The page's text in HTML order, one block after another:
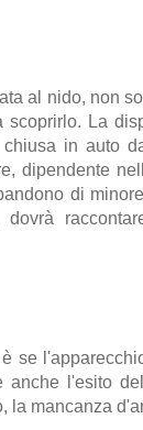
al nido, non
La
in auto
dipendente
di
se
l'esito
la mancanza